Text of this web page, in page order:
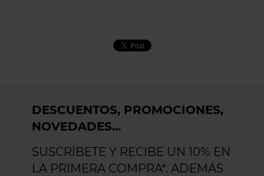
DESCUENTOS, PROMOCIONES,
NOVEDADES...
SUSCRÍBETE Y RECIBE UN 10% EN
LA PRIMERA COMPRA*. ADEMÁS